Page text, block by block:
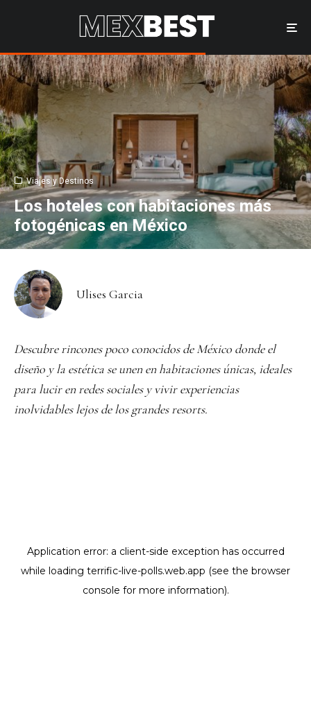
Viajes y Destinos
Los hoteles con habitaciones más
fotogénicas en México
Ulises Garcia
Descubre rincones poco conocidos de México donde el
diseño y la estética se unen en habitaciones únicas, ideales
para lucir en redes sociales y vivir experiencias
inolvidables lejos de los grandes resorts.